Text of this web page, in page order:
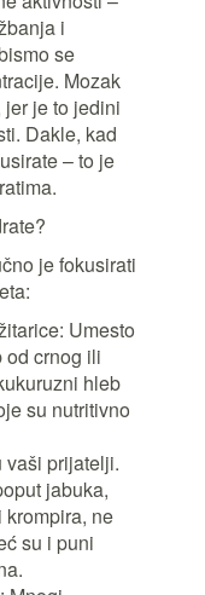
i
se
Mozak
je to jedini
Dakle, kad
– to je
je fokusirati
Umesto
od crnog ili
hleb
su nutritivno
vaši prijatelji.
jabuka,
ne
su i puni